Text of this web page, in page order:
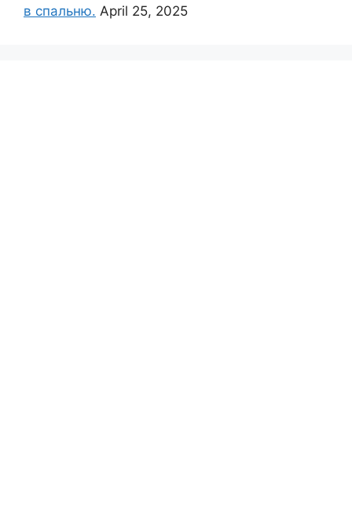
в спальню. April 25, 2025